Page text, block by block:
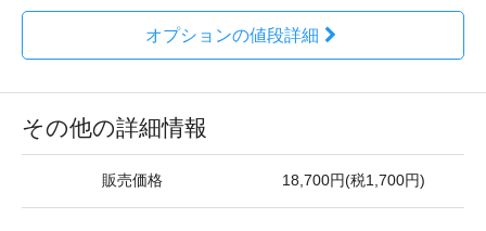
オプションの値段詳細
その他の詳細情報
販売価格 18,700円(税1,700円)